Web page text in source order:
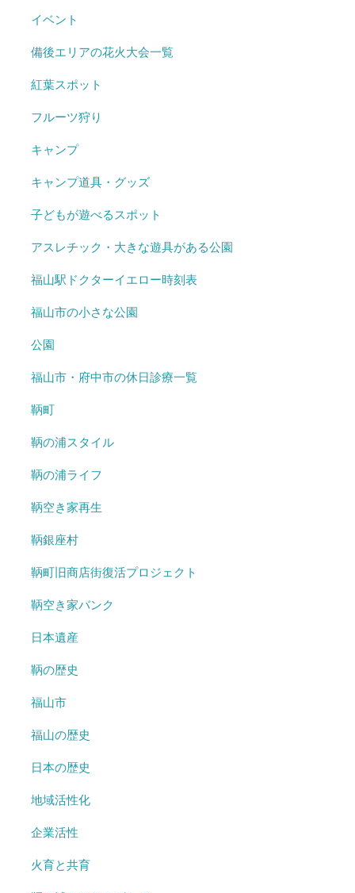
イベント
備後エリアの花火大会一覧
紅葉スポット
フルーツ狩り
キャンプ
キャンプ道具・グッズ
子どもが遊べるスポット
アスレチック・大きな遊具がある公園
福山駅ドクターイエロー時刻表
福山市の小さな公園
公園
福山市・府中市の休日診療一覧
鞆町
鞆の浦スタイル
鞆の浦ライフ
鞆空き家再生
鞆銀座村
鞆町旧商店街復活プロジェクト
鞆空き家バンク
日本遺産
鞆の歴史
福山市
福山の歴史
日本の歴史
地域活性化
企業活性
火育と共育